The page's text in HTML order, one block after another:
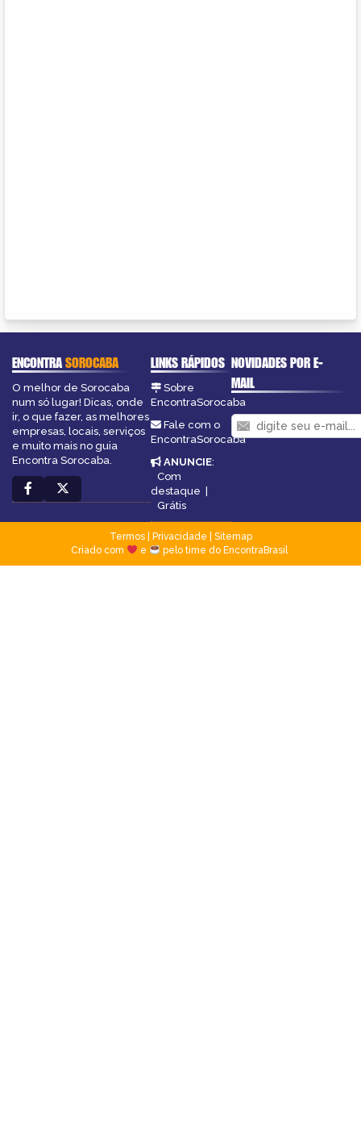
ENCONTRASOROCABA
O melhor de Sorocaba
num só lugar! Dicas, onde
ir, o que fazer, as melhores
empresas, locais, serviços
e muito mais no guia
Encontra Sorocaba.
LINKS RÁPIDOS
Sobre
EncontraSorocaba
Fale com o
EncontraSorocaba
ANUNCIE:
Com
destaque |
Grátis
NOVIDADES POR E-
MAIL
Termos| Privacidade
Sitemap
Criado com
e pelo time do EncontraBrasil